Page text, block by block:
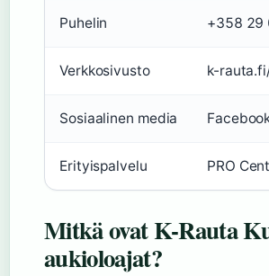
Puhelin +358 29
Verkkosivusto k-
Sosiaalinen media
Erityispalvelu PRO
Mitkä ovat K-Rauta
aukioloajat?